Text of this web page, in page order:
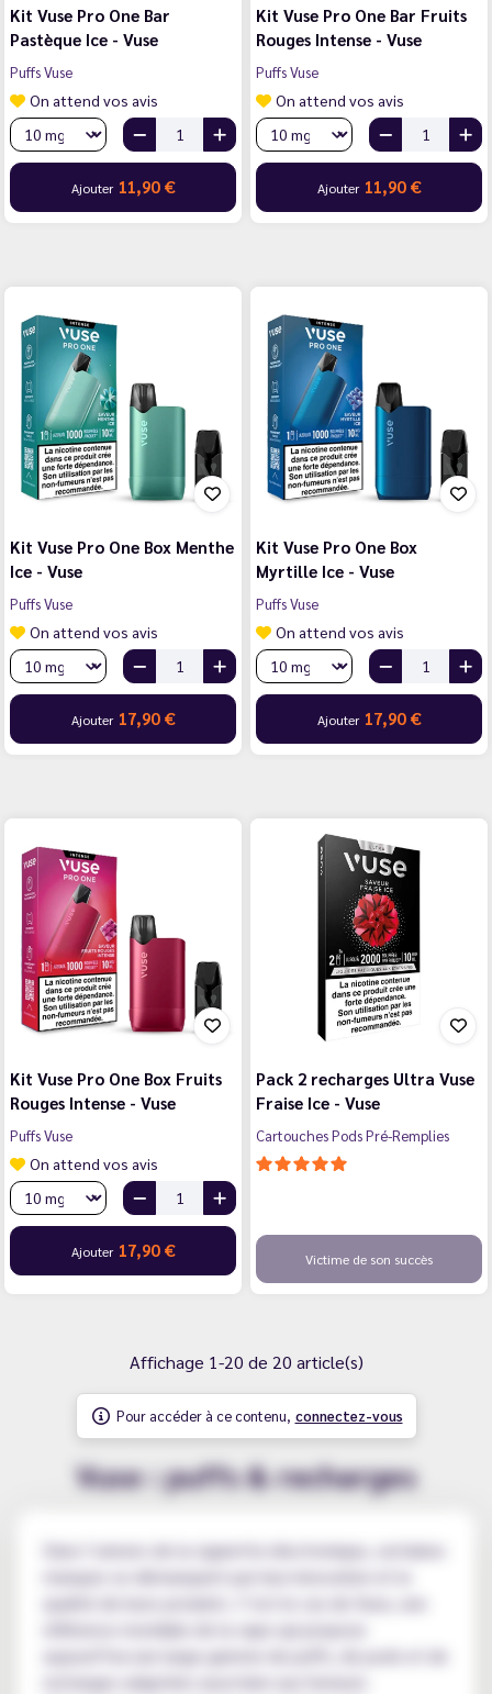
Kit Vuse Pro One Bar
Pastèque Ice - Vuse
Puffs Vuse
On attend vos avis
Ajouter 11,90 €
Kit Vuse Pro One Bar Fruits
Rouges Intense - Vuse
Puffs Vuse
On attend vos avis
Ajouter 11,90 €
Kit Vuse Pro One Box Menthe
Ice - Vuse
Puffs Vuse
On attend vos avis
Ajouter 17,90 €
Kit Vuse Pro One Box
Myrtille Ice - Vuse
Puffs Vuse
On attend vos avis
Ajouter 17,90 €
Kit Vuse Pro One Box Fruits
Rouges Intense - Vuse
Puffs Vuse
On attend vos avis
Ajouter 17,90 €
Pack 2 recharges Ultra Vuse
Fraise Ice - Vuse
Cartouches Pods Pré-Remplies
Victime de son succès
Affichage 1-20 de 20 article(s)
Pour accéder à ce contenu, connectez-vous
Vuse : puffs & recharges
Dans l’univers de la cigarette électronique, certaines
marques se démarquent par leur innovation et la
référence mondiale de la vape qui propose
aujourd’hui une large gamme de puffs, de pods et de
recharges adaptées aussi bien aux fumeurs